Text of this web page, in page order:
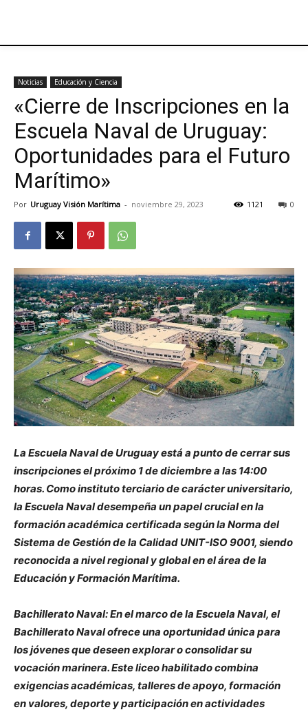
Noticias Educación y Ciencia
«Cierre de Inscripciones en la
Escuela Naval de Uruguay:
Oportunidades para el Futuro
Marítimo»
Por Uruguay Visión Marítima - noviembre 29, 2023 0
1121
La Escuela Naval de Uruguay está a punto de cerrar sus
inscripciones el próximo 1 de diciembre a las 14:00
horas. Como instituto terciario de carácter universitario,
la Escuela Naval desempeña un papel crucial en la
formación académica certificada según la Norma del
Sistema de Gestión de la Calidad UNIT-ISO 9001, siendo
reconocida a nivel regional y global en el área de la
Educación y Formación Marítima.
Bachillerato Naval: En el marco de la Escuela Naval, el
Bachillerato Naval ofrece una oportunidad única para
los jóvenes que deseen explorar o consolidar su
vocación marinera. Este liceo habilitado combina
exigencias académicas, talleres de apoyo, formación
en valores, deporte y participación en actividades